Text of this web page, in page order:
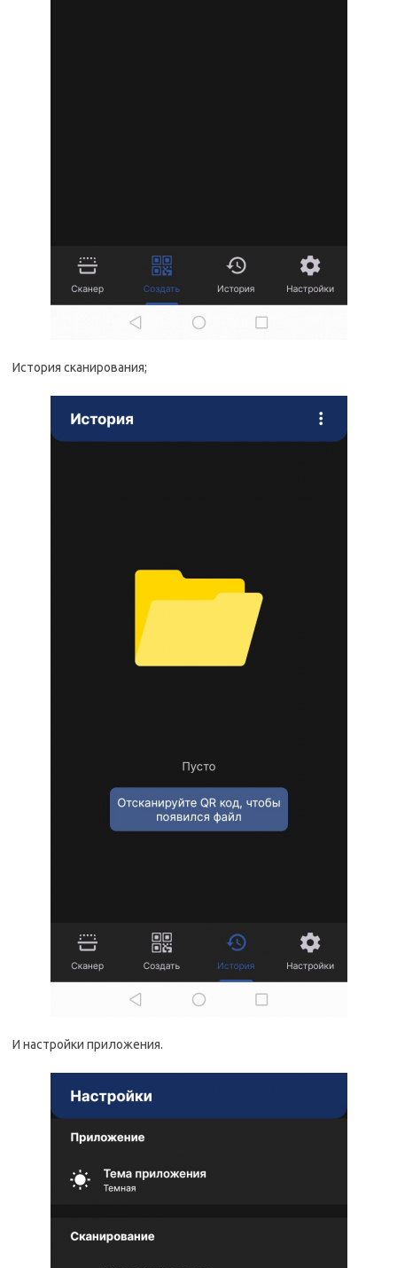
История сканирования;
И настройки приложения.